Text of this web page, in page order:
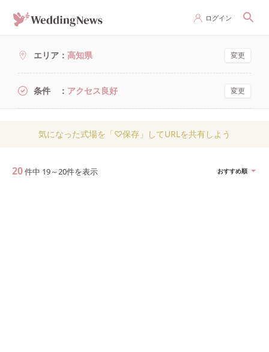
ログイン
エリア 高知県 変更
条件 アクセス良好 変更
気になった式場を「♡保存」してURLを共有しよう
20件中 19～ 20件を表示 おすすめ順